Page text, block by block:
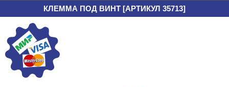
КЛЕММА ПОД ВИНТ [АРТИКУЛ 35713]